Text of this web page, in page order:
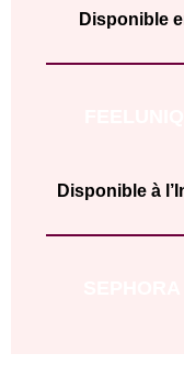
Disponible
Disponible à